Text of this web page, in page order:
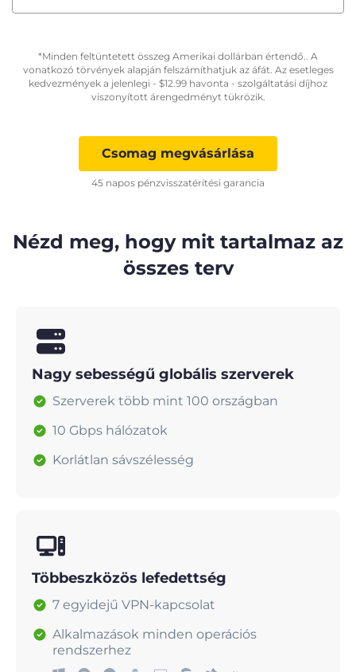
*Minden feltüntetett összeg Amerikai dollárban értendő.. A
vonatkozó törvények alapján felszámíthatjuk az áfát. Az esetleges
kedvezmények a jelenlegi - $12.99 havonta - szolgáltatási díjhoz
viszonyított árengedményt tükrözik.
Csomag megvásárlása
45 napos pénzvisszatérítési garancia
Nézd meg, hogy mit tartalmaz az
összes terv
Nagy sebességű globális szerverek
Szerverek több mint 100 országban
10 Gbps hálózatok
Korlátlan sávszélesség
Többeszközös lefedettség
7 egyidejű VPN-kapcsolat
Alkalmazások minden operációs
rendszerhez